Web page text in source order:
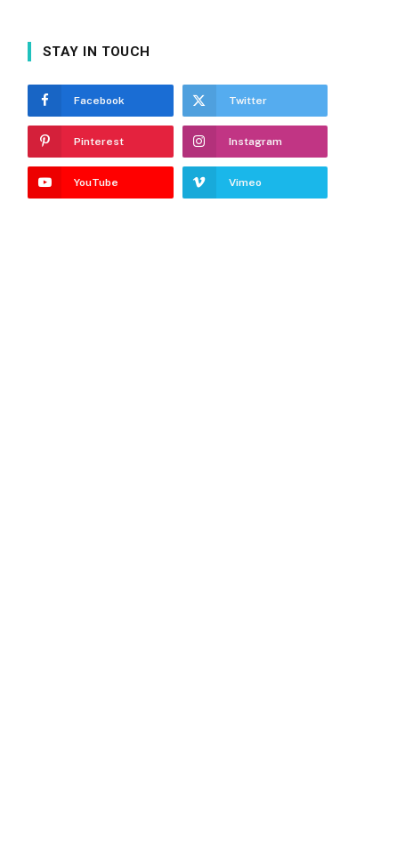
STAY IN TOUCH
Facebook Twitter
Pinterest Instagram
YouTube Vimeo